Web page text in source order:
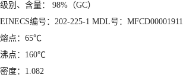
级别、含量： 98%（GC）
EINECS编号：202-225-1 MDL号：MFCD00001911
熔点：65℃
沸点：160℃
密度：1.082